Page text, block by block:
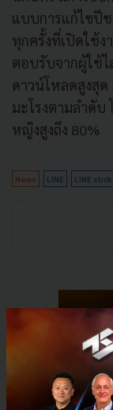
แบบการแก้ไขปีช
ทุกครั้งที่เปิดใช้ง
ตอบรับจากผู้ใช้
ดาวน์โหลดสูงสุ
มะโรงตามลำดับ
หญิงสูงถึง 80%
News LINE LINE